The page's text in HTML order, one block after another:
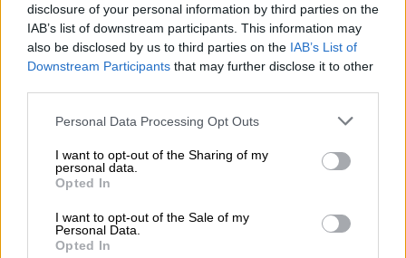
disclosure of your personal information by third parties on the
IAB’s list of downstream participants. This information may
also be disclosed by us to third parties on the IAB’s List of
Downstream Participants that may further disclose it to other
Personal Data Processing Opt Outs
I want to opt-out of the Sharing of my
personal data.
Opted In
I want to opt-out of the Sale of my
Personal Data.
Opted In
valor